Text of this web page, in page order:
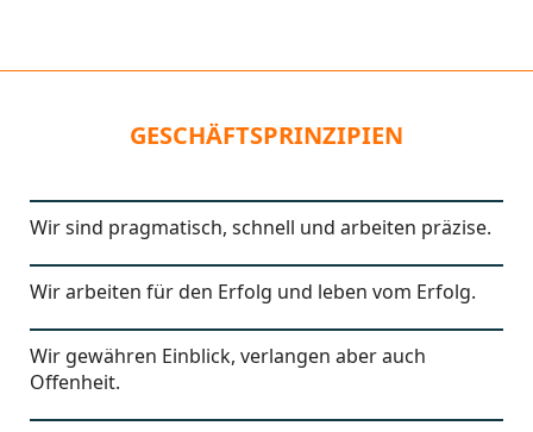
GESCHÄFTSPRINZIPIEN
Wir sind pragmatisch, schnell und arbeiten präzise.
Wir arbeiten für den Erfolg und leben vom Erfolg.
Wir gewähren Einblick, verlangen aber auch
Offenheit.